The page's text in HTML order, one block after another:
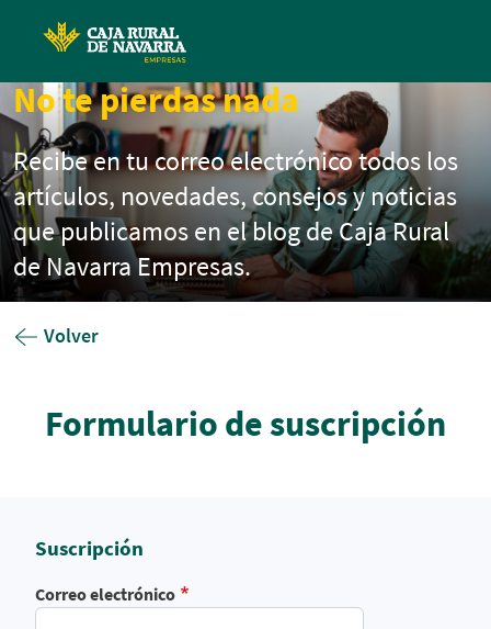
No te pierdas nada
Recibe en tu correo electrónico todos los
artículos, novedades, consejos y noticias
que publicamos en el blog de Caja Rural
de Navarra Empresas.
Volver
Formulario de suscripción
Suscripción
Correo electrónico